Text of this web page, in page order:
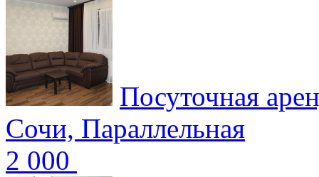
Посуточная
Сочи, Параллельная
2 000